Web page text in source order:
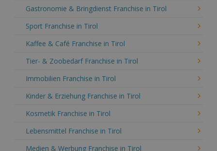
Gastronomie & Bringdienst Franchise in Tirol
Sport Franchise in Tirol
Kaffee & Café Franchise in Tirol
Tier- & Zoobedarf Franchise in Tirol
Immobilien Franchise in Tirol
Kinder & Erziehung Franchise in Tirol
Kosmetik Franchise in Tirol
Lebensmittel Franchise in Tirol
Medien & Werbung Franchise in Tirol